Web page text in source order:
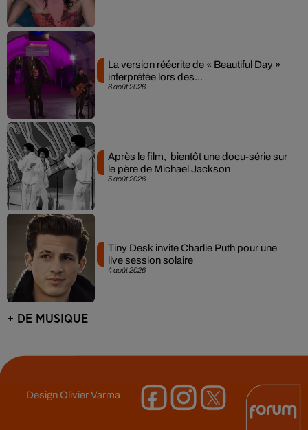
6 août 2026
La version réécrite de « Beautiful Day »
interprétée lors des...
5 août 2026
Après le film, bientôt une docu-série sur
le père de Michael Jackson
4 août 2026
Tiny Desk invite Charlie Puth pour une
live session solaire
+ DE MUSIQUE
DesignOlivier Varma